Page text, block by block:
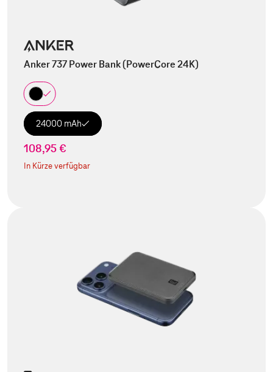
Anker 737 Power Bank (PowerCore 24K)
24000 mAh
108,95 €
In Kürze verfügbar